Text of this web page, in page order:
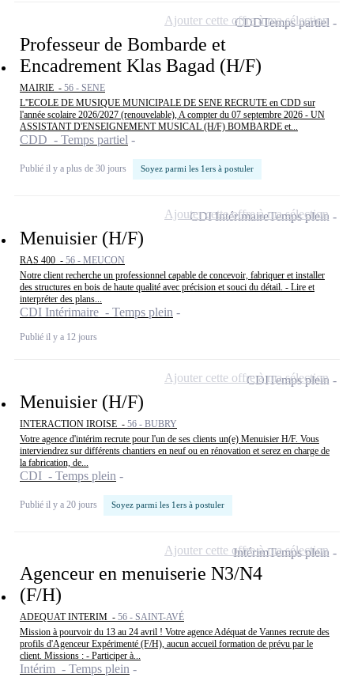
Professeur de Bombarde et
Encadrement Klas Bagad (H/F)
MAIRIE - 56 - SENE
L''ECOLE DE MUSIQUE MUNICIPALE DE SENE RECRUTE en CDD sur
l'année scolaire 2026/2027 (renouvelable), A compter du 07 septembre 2026 - UN
ASSISTANT D'ENSEIGNEMENT MUSICAL (H/F) BOMBARDE et...
CDD - Temps partiel
Publié il y a plus de 30 jours Soyez parmi les 1ers à postuler
CDDTemps partiel
Ajouter cette offre à ma sélection
Menuisier (H/F)
RAS 400 - 56 - MEUCON
Notre client recherche un professionnel capable de concevoir, fabriquer et installer
des structures en bois de haute qualité avec précision et souci du détail. - Lire et
interpréter des plans...
CDI Intérimaire - Temps plein
Publié il y a 12 jours
CDI IntérimaireTemps plein
Ajouter cette offre à ma sélection
Menuisier (H/F)
INTERACTION IROISE - 56 - BUBRY
Votre agence d'intérim recrute pour l'un de ses clients un(e) Menuisier H/F. Vous
interviendrez sur différents chantiers en neuf ou en rénovation et serez en charge de
la fabrication, de...
CDI - Temps plein
Publié il y a 20 jours Soyez parmi les 1ers à postuler
CDITemps plein
Ajouter cette offre à ma sélection
Agenceur en menuiserie N3/N4
(F/H)
ADEQUAT INTERIM - 56 - SAINT-AVÉ
Mission à pourvoir du 13 au 24 avril ! Votre agence Adéquat de Vannes recrute des
profils d'Agenceur Expérimenté (F/H), aucun accueil formation de prévu par le
client. Missions : - Participer à...
Intérim - Temps plein
IntérimTemps plein
Ajouter cette offre à ma sélection